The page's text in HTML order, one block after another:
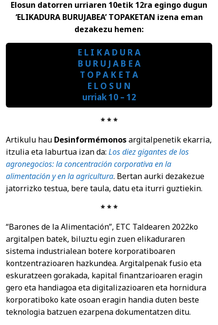
Elosun datorren urriaren 10etik 12ra egingo dugun
‘ELIKADURA BURUJABEA’ TOPAKETAN izena eman
dezakezu hemen:
E L I K A D U R A
B U R U J A B E A
T O P A K E T A
E L O S U N
urriak 10 – 12
* * *
Artikulu hau Desinformémonosargitalpenetik ekarria,
itzulia eta laburtua izan da: Los diez gigantes de los
agronegocios: la concentración corporativa en la
alimentación y en la agricultura. Bertan aurki dezakezue
jatorrizko testua, bere taula, datu eta iturri guztiekin.
* * *
“Barones de la Alimentación”, ETC Taldearen 2022ko
argitalpen batek, biluztu egin zuen elikaduraren
sistema industrialean botere korporatiboaren
kontzentrazioaren hazkundea. Argitalpenak fusio eta
eskuratzeen gorakada, kapital finantzarioaren eragin
gero eta handiagoa eta digitalizazioaren eta hornidura
korporatiboko kate osoan eragin handia duten beste
teknologia batzuen ezarpena dokumentatzen ditu.